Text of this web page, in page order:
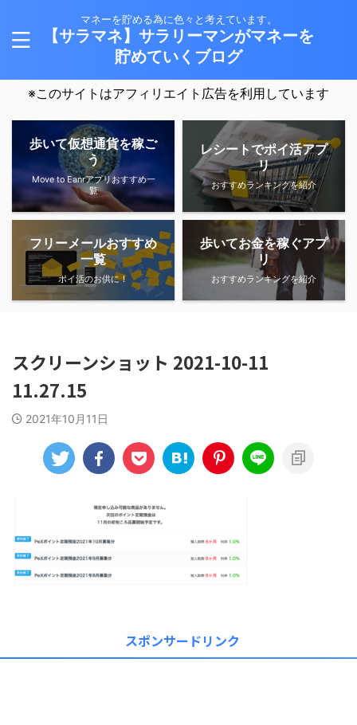
マネーを貯める為に色々と考えています。
【サラマネ】サラリーマンがマネーを
貯めていくブログ
※このサイトはアフィリエイト広告を利用しています
歩いて仮想通貨を稼ご
う
Move to Eanrアプリおすすめ一
覧
レシートでポイ活アプ
リ
おすすめランキングを紹介
フリーメールおすすめ
一覧
ポイ活のお供に！
歩いてお金を稼ぐアプ
リ
おすすめランキングを紹介
スクリーンショット 2021-10-11
11.27.15
2021年10月11日
スポンサードリンク